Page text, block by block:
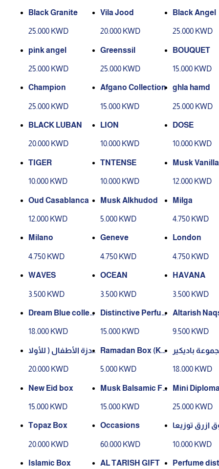
Black Granite
25.000 KWD
Vila Jood
20.000 KWD
Black Angel
25.000 KWD
pink angel
25.000 KWD
Greenssil
25.000 KWD
BOUQUET
15.000 KWD
Champion
25.000 KWD
Afgano Collection
15.000 KWD
ghla hamd
25.000 KWD
BLACK LUBAN
20.000 KWD
LION
10.000 KWD
DOSE
10.000 KWD
TIGER
10.000 KWD
TNTENSE
10.000 KWD
Musk Vanilla
12.000 KWD
Oud Casablanca
12.000 KWD
Musk Alkhudod
5.000 KWD
Milga
4.750 KWD
Milano
4.750 KWD
Geneve
4.750 KWD
London
4.750 KWD
WAVES
3.500 KWD
OCEAN
3.500 KWD
HAVANA
3.500 KWD
Dream Blue collec
18.000 KWD
Distinctive Perfu
15.000 KWD
Altarish
9.500 KWD
دزة الأطفال ( للأولا
20.000 KWD
Ramadan Box (Ka
5.000 KWD
باديكير
18.000 KWD
New Eid box
15.000 KWD
Musk Balsamic Fr
15.000 KWD
Mini
25.000 KWD
Topaz Box
20.000 KWD
Occasions
60.000 KWD
ازرق توزيعا
10.000 KWD
Islamic Box AL TARISH GIFT
Perfume